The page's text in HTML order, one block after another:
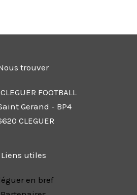
trouver
FOOTBALL
Gerand - BP4
CLEGUER
Liens utiles
en bref